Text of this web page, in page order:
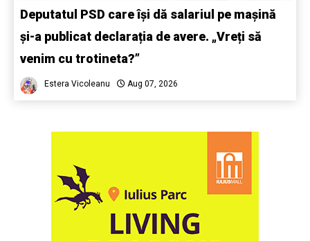
Deputatul PSD care își dă salariul pe mașină
și-a publicat declarația de avere. „Vreți să
venim cu trotineta?”
Estera Vicoleanu Aug 07, 2026